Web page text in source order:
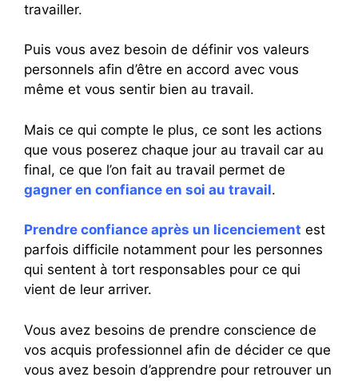
travailler.
Puis vous avez besoin de définir vos valeurs
personnels afin d’être en accord avec vous
même et vous sentir bien au travail.
Mais ce qui compte le plus, ce sont les actions
que vous poserez chaque jour au travail car au
final, ce que l’on fait au travail permet de
gagner en confiance en soi au travail.
Prendre confiance après un licenciement est
parfois difficile notamment pour les personnes
qui sentent à tort responsables pour ce qui
vient de leur arriver.
Vous avez besoins de prendre conscience de
vos acquis professionnel afin de décider ce que
vous avez besoin d’apprendre pour retrouver un